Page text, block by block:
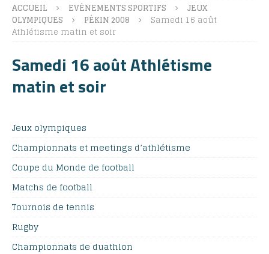
ACCUEIL EVÉNEMENTS SPORTIFS
JEUX
OLYMPIQUES
PÉKIN 2008
Samedi 16 août
Athlétisme matin et soir
Samedi 16 août Athlétisme
matin et soir
Jeux olympiques
Championnats et meetings d’athlétisme
Coupe du Monde de football
Matchs de football
Tournois de tennis
Rugby
Championnats de duathlon